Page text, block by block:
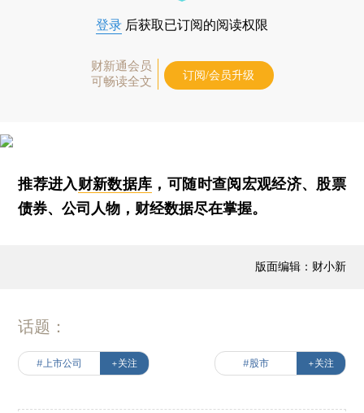
登录 后获取已订阅的阅读权限
财新通会员
可畅读全文
订阅/会员升级
推荐进入财新数据库 ，可随时查阅宏观经济、股票
债券、公司人物，财经数据尽在掌握。
版面编辑：财小新
话题：
#上市公司 +关注 #股市 +关注